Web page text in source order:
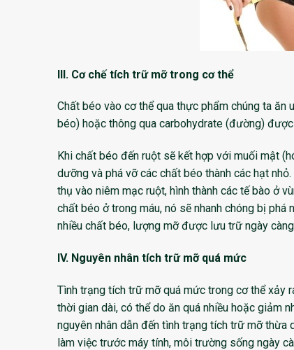
III. Cơ chế tích trữ mỡ trong cơ thể
Chất béo vào cơ thể qua thực phẩm chúng ta
béo) hoặc thông qua carbohydrate (đường)
Khi chất béo đến ruột sẽ kết hợp với muối mật
dưỡng và phá vỡ các chất béo thành các hạt
thụ vào niêm mạc ruột, hình thành các tế bào ở
chất béo ở trong máu, nó sẽ nhanh chóng bị
nhiều chất béo, lượng mỡ được lưu trữ ngày
IV. Nguyên nhân tích trữ mỡ quá mức
Tình trạng tích trữ mỡ quá mức trong cơ thể xảy
thời gian dài, có thể do ăn quá nhiều hoặc giảm
nguyên nhân dẫn đến tình trạng tích trữ mỡ
làm việc trước máy tính, môi trường sống ngày